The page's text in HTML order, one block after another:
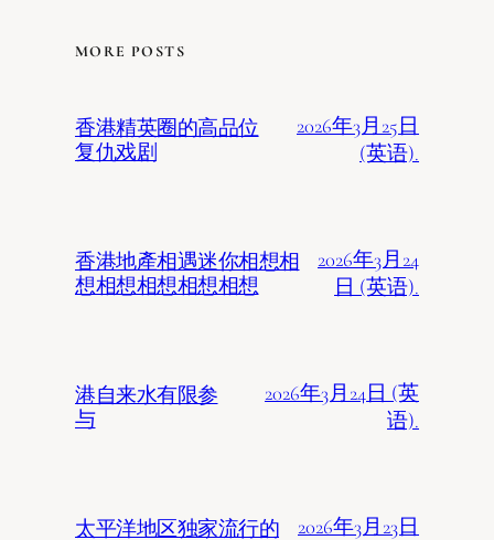
MORE POSTS
香港精英圈的高品位
复仇戏剧
2026年3月25日
(英语).
香港地產相遇迷你相想相
想相想相想相想相想
2026年3月24
日 (英语).
港自来水有限参
与
2026年3月24日 (英
语).
太平洋地区独家流行的 2026年3月23日